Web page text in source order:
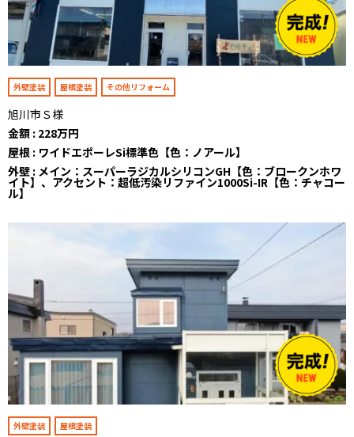
外壁塗装 屋根塗装 その他リフォーム
旭川市Ｓ様
金額 : 228万円
屋根 : ワイドエポーレSi標準色【色：ノアール】
外壁 : メイン：スーパーラジカルシリコンGH【色：ブロークンホワ
イト】、アクセント：超低汚染リファイン1000Si-IR【色：チャコー
ル】
外壁塗装 屋根塗装